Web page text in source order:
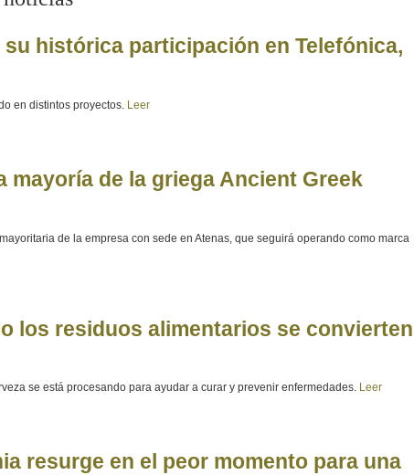
su histórica participación en Telefónica,
en distintos proyectos. Leer
mayoría de la griega Ancient Greek
de la empresa con sede en Atenas, que seguirá operando como marca
los residuos alimentarios se convierten
se está procesando para ayudar a curar y prevenir enfermedades. Leer
resurge en el peor momento para una